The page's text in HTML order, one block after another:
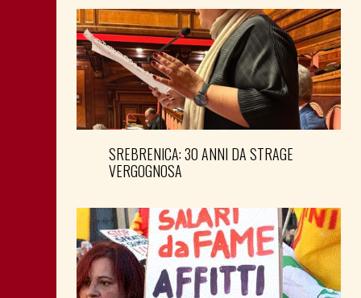
SREBRENICA: 30 ANNI DA STRAGE
VERGOGNOSA